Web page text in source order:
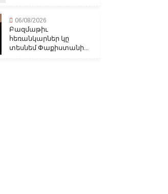
06/08/2026
Բազմաթիւ
հեռանկարներ կը
տեսնեմ Փաքիստանի...